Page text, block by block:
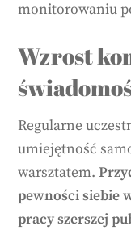
monitorowaniu
Wzrost
Regularne
umiejętność
warsztatem.
pewności siebie
pracy szerszej